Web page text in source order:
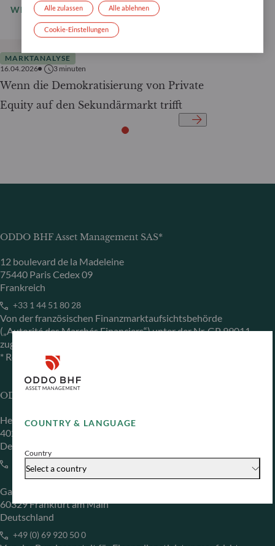
COUNTRY & LANGUAGE
Country
Select a country
WEITERLESEN
MARKTANALYSE
16.04.2026
3 minuten
Wenn die Demokratisierung von Private
Equity auf den Sekundärmarkt trifft
ODDO BHF Asset Management SAS*
12 boulevard de la Madeleine
75440 Paris Cedex 09
Frankreich
+33 1 44 51 80 28
Von der französischen Finanzmarktaufsichtsbehörde
(„Autorité des Marchés Financiers“) unter der Nr. GP 99011
zugelassene Fondsverwaltungsgesellschaft
* Rechtlich verantwortlich für die Inhalte der Internetseite
ODDO BHF Asset Management GmbH
Herzogstraße 15
40217 Düsseldorf
Deutschland
+49 (0) 211 239 24 01
Gallusanlage 8
60329 Frankfurt am Main
Deutschland
+49 (0) 69 920 50 0
Alle ablehnen
Alle zulassen
Cookie-Einstellungen